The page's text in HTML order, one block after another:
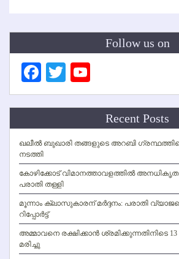
Follow us on
Facebook
Twitter
Channel
Recent Posts
ഖലീല്‍ ബുഖാരി തങ്ങളുടെ അറബി
നടത്തി
കോഴിക്കോട് വിമാനത്താവളത്തില്‍ അനധികൃത
പരാതി തള്ളി
മൂന്നാം ക്ലാസുകാരന് മര്‍ദ്ദനം: പരാതി
റിപ്പോര്‍ട്ട്
അമ്മാവനെ രക്ഷിക്കാന്‍ ശ്രമിക്കുന്നതിനിടെ
മരിച്ചു